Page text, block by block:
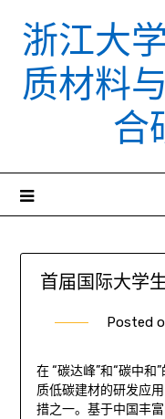
content
浙江大
质材料
合
首届国际大学
Posted
在 “碳达峰”和“碳中
质低碳建材的研发应
措之一。基于中国丰